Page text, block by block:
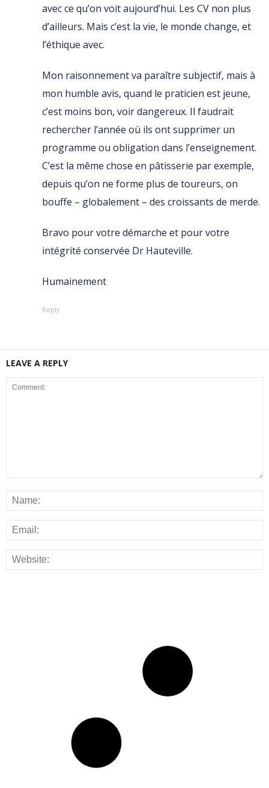
avec ce qu’on voit aujourd’hui. Les CV non plus
d’ailleurs. Mais c’est la vie, le monde change, et
l’éthique avec.
Mon raisonnement va paraître subjectif, mais à
mon humble avis, quand le praticien est jeune,
c’est moins bon, voir dangereux. Il faudrait
rechercher l’année où ils ont supprimer un
programme ou obligation dans l’enseignement.
C’est la même chose en pâtisserie par exemple,
depuis qu’on ne forme plus de toureurs, on
bouffe – globalement – des croissants de merde.
Bravo pour votre démarche et pour votre
intégrité conservée Dr Hauteville.
Humainement
Reply
LEAVE A REPLY